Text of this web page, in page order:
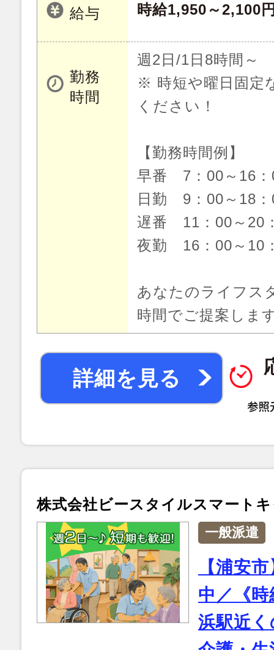
給与 時給1,950～2,100
勤務
時間
週2日/1日8時間～
※ 時短や曜日固定
ください！
【勤務時間例】
早番 7：00～16：
日勤 9：00～18：
遅番 11：00～20
夜勤 16：00～10
あなたのライフス
時間でご提案しま
詳細を見る
株式会社ビースタイルスマート
一般派遣
【浦安
中／《
浜駅近